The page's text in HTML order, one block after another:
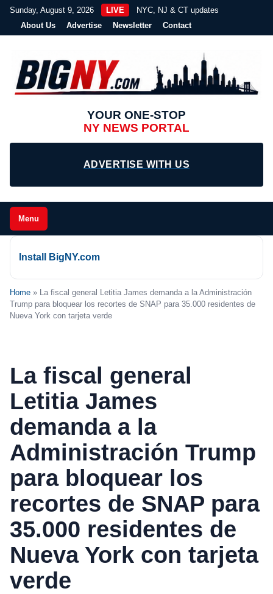
Sunday, August 9, 2026 LIVE
NYC, NJ & CT updates
About Us
Advertise Newsletter Contact
YOUR ONE-STOP
NY NEWS PORTAL
ADVERTISE WITH US
Menu
Install BigNY.com
Home » La fiscal general Letitia James demanda a la Administración
Trump para bloquear los recortes de SNAP para 35.000 residentes de
Nueva York con tarjeta verde
La fiscal general
Letitia James
demanda a la
Administración Trump
para bloquear los
recortes de SNAP para
35.000 residentes de
Nueva York con tarjeta
verde